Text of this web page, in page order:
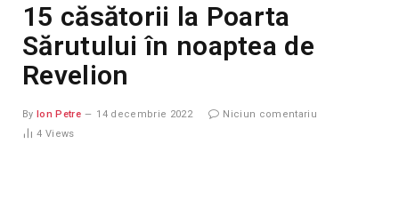
15 căsătorii la Poarta
Sărutului în noaptea de
Revelion
By Ion Petre 14 decembrie 2022
Niciun comentariu
4Views